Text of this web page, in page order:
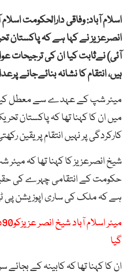
اسلام آباد: وفاقی دارالحکومت
انصرعزیز نے کہا ہے کہ پاکستان
آئی) نےثابت کیا ان کی ترجیحات
ہیں، انتقام کا نشانہ بنائےجانے
میئر شپ کے عہدے سے معطل
میں ان کا کہنا تھا کہ پاکستان
کارکردگی پر نہیں انتقام پر یقین
شیخ انصرعزیز کا کہنا تھا کہ
حکومت کے انتقامی چہرے کی
ہے کہ ملک کی ساری اپوزیشن پی
گیا
ان کا کہنا تھا کہ کابینہ کے